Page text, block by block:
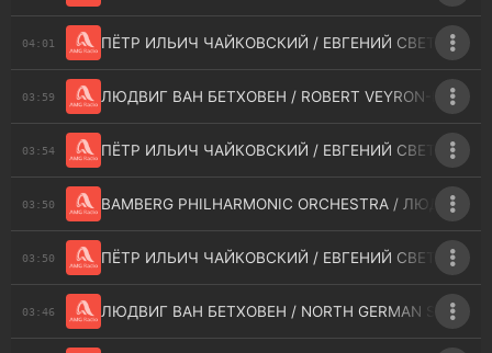
04:01 ПЁТР ИЛЬИЧ ЧАЙКОВСКИЙ / ЕВГЕНИЙ СВЕТЛАНОВ
03:59 ЛЮДВИГ ВАН БЕТХОВЕН / ROBERT VEYRON-LACROIX
03:54 ПЁТР ИЛЬИЧ ЧАЙКОВСКИЙ / ЕВГЕНИЙ
03:50 BAMBERG PHILHARMONIC ORCHESTRA / ЛЮДВИГ
03:50 ПЁТР ИЛЬИЧ ЧАЙКОВСКИЙ / ЕВГЕНИЙ
03:46 ЛЮДВИГ ВАН БЕТХОВЕН / NORTH GERMAN